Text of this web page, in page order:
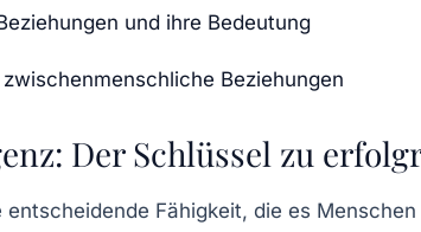
und ihre Bedeutung
Beziehungen
Der Schlüssel zu
entscheidende Fähigkeit, die es